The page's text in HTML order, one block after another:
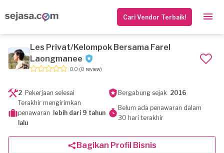
Cari Vendor Terbaik!
Les Privat/Kelompok Bersama Farel
Laongmanee
0.0 (0 review)
2 Pekerjaan selesai Bergabung sejak 2016
Terakhir mengirimkan
penawaran
lebih dari 9 tahun
lalu
Belum ada penawaran dalam
30 hari terakhir
Bagikan Profil Bisnis